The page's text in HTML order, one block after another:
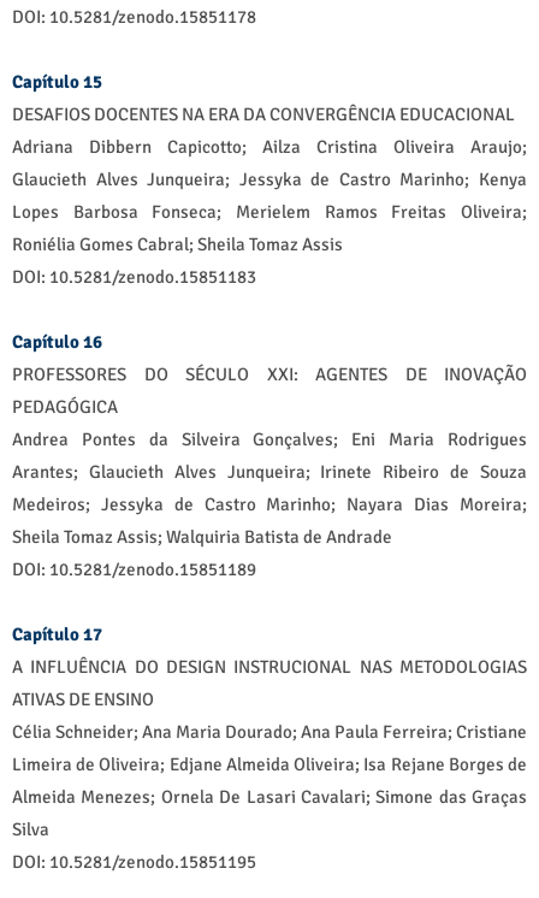
DOI: 10.5281/zenodo.15851178
Capítulo 15
DESAFIOS DOCENTES NA ERA DA CONVERGÊNCIA EDUCACIONAL
Adriana Dibbern Capicotto; Ailza Cristina Oliveira Araujo;
Glaucieth Alves Junqueira; Jessyka de Castro Marinho; Kenya
Lopes Barbosa Fonseca; Merielem Ramos Freitas Oliveira;
Roniélia Gomes Cabral; Sheila Tomaz Assis
DOI: 10.5281/zenodo.15851183
Capítulo 16
PROFESSORES DO SÉCULO XXI: AGENTES DE INOVAÇÃO
PEDAGÓGICA
Andrea Pontes da Silveira Gonçalves; Eni Maria Rodrigues
Arantes; Glaucieth Alves Junqueira; Irinete Ribeiro de Souza
Medeiros; Jessyka de Castro Marinho; Nayara Dias Moreira;
Sheila Tomaz Assis; Walquiria Batista de Andrade
DOI: 10.5281/zenodo.15851189
Capítulo 17
A INFLUÊNCIA DO DESIGN INSTRUCIONAL NAS METODOLOGIAS
ATIVAS DE ENSINO
Célia Schneider; Ana Maria Dourado; Ana Paula Ferreira; Cristiane
Limeira de Oliveira; Edjane Almeida Oliveira; Isa Rejane Borges de
Almeida Menezes; Ornela De Lasari Cavalari; Simone das Graças
Silva
DOI: 10.5281/zenodo.15851195